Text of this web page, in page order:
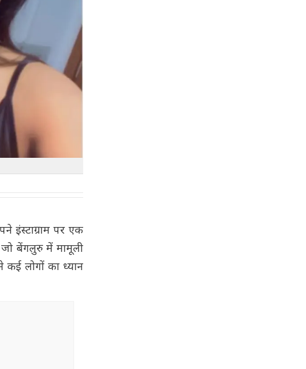
इंस्टाग्राम पर एक
बेंगलुरु में मामूली
लोगों का ध्यान